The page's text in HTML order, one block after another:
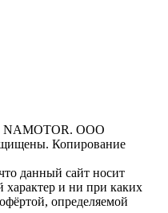
NAMOTOR. ООО
Копирование
данный сайт носит
и ни при каких
определяемой